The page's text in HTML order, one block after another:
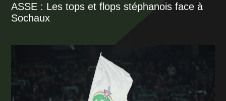
ASSE : Les tops et flops stéphanois face à
Sochaux